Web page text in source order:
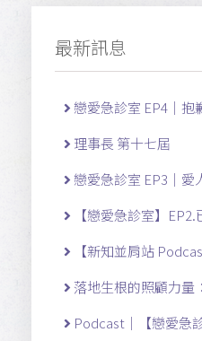
最新訊息
戀愛急診室 EP4｜抱
理事長 第十七屆
戀愛急診室 EP3｜愛
【戀愛急診室】EP2.
【新知並肩站
落地生根的照顧力量
Podcast｜【戀愛急